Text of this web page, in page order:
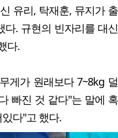
유리, 탁재훈, 뮤지가 출
. 규현의 빈자리를 대신
다.
게가 원래보다 7~8kg 덜
빠진 것 같다"는 말에 혹
다"고 했다.